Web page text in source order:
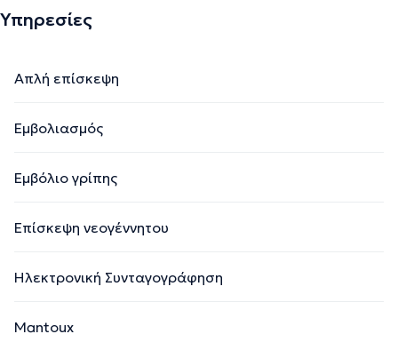
Υπηρεσίες
Απλή επίσκεψη
Εμβολιασμός
Εμβόλιο γρίπης
Επίσκεψη νεογέννητου
Ηλεκτρονική Συνταγογράφηση
Mantoux